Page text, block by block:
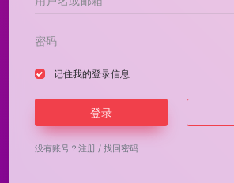
记住我的登录信息
登录
没有账号？ 注册 / 找回密码